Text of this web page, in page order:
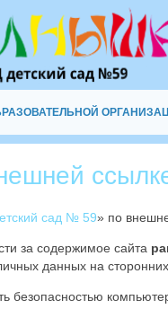
сад № 59» по
за содержимое сайта
данных на сторонних
безопасностью